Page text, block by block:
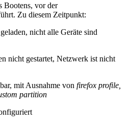
Bootens, vor der
Zu diesem Zeitpunkt:
nicht alle Geräte sind
nicht gestartet, Netzwerk ist nicht
mit Ausnahme von firefox profile,
partition